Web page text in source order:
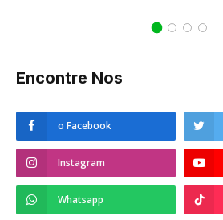
Encontre Nos
o Facebook
Instagram
Whatsapp